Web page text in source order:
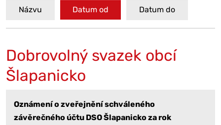
Názvu Datum od Datum do
Dobrovolný svazek obcí
Šlapanicko
Oznámení o zveřejnění schváleného
závěrečného účtu DSO Šlapanicko za rok